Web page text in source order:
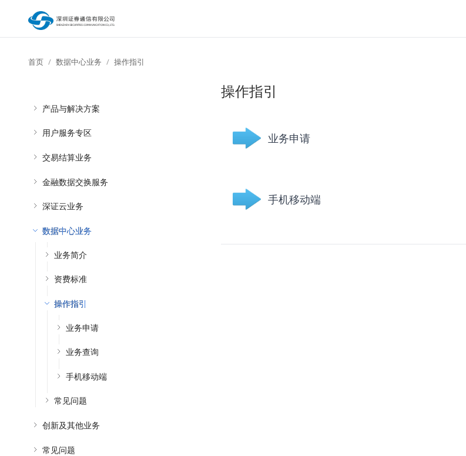
首页 数据中心业务 操作指引
产品与解决方案
用户服务专区
交易结算业务
金融数据交换服务
深证云业务
数据中心业务
业务简介
资费标准
操作指引
业务申请
业务查询
手机移动端
常见问题
创新及其他业务
常见问题
操作指引
业务申请
手机移动端